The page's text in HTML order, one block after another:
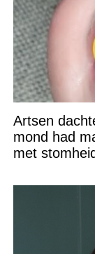
Artsen
mond had
met stomheid